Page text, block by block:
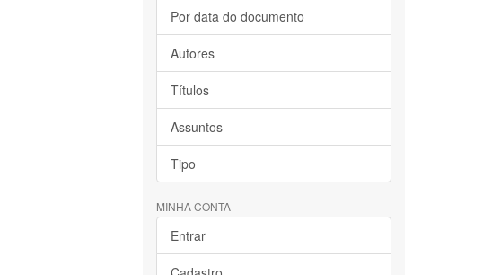
Por data do documento
Autores
Títulos
Assuntos
Tipo
MINHA CONTA
Entrar